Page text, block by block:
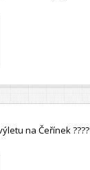
na Čeřínek ????